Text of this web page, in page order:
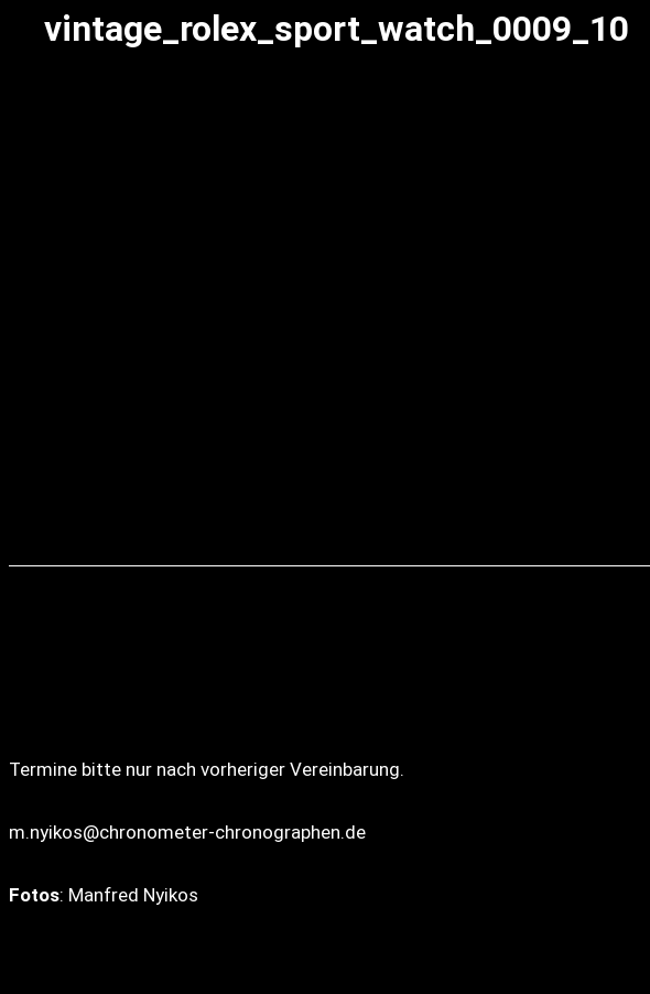
vintage_rolex_sport_watch_0009_10
Termine bitte nur nach vorheriger Vereinbarung.
m.nyikos@chronometer-chronographen.de
Fotos: Manfred Nyikos